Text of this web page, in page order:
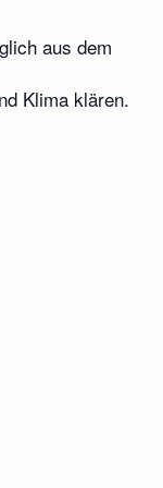
aus dem
Klima klären.